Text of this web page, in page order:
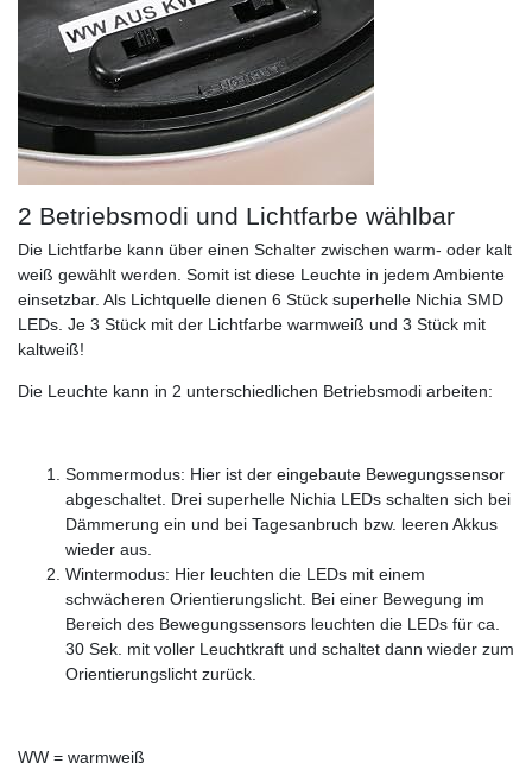
2 Betriebsmodi und Lichtfarbe wählbar
Die Lichtfarbe kann über einen Schalter zwischen warm- oder kalt
weiß gewählt werden. Somit ist diese Leuchte in jedem Ambiente
einsetzbar. Als Lichtquelle dienen 6 Stück superhelle Nichia SMD
LEDs. Je 3 Stück mit der Lichtfarbe warmweiß und 3 Stück mit
kaltweiß!
Die Leuchte kann in 2 unterschiedlichen Betriebsmodi arbeiten:
Sommermodus: Hier ist der eingebaute Bewegungssensor
abgeschaltet. Drei superhelle Nichia LEDs schalten sich bei
Dämmerung ein und bei Tagesanbruch bzw. leeren Akkus
wieder aus.
Wintermodus: Hier leuchten die LEDs mit einem
schwächeren Orientierungslicht. Bei einer Bewegung im
Bereich des Bewegungssensors leuchten die LEDs für ca.
30 Sek. mit voller Leuchtkraft und schaltet dann wieder zum
Orientierungslicht zurück.
WW = warmweiß